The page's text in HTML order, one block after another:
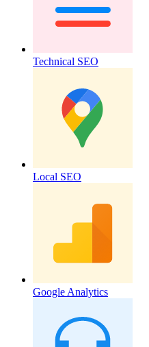
Technical SEO
Local SEO
Google Analytics